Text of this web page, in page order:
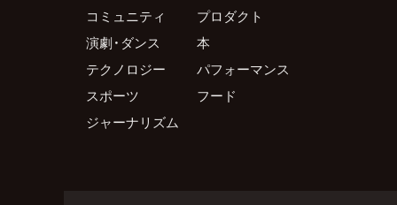
コミュニティ
プロダクト
演劇・ダンス
本
テクノロジー
パフォーマンス
スポーツ
フード
ジャーナリズム